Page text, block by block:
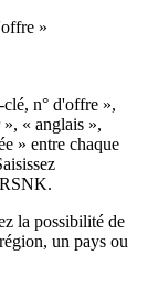
»
n° d'offre »,
« anglais »,
» entre chaque
la possibilité de
un pays ou